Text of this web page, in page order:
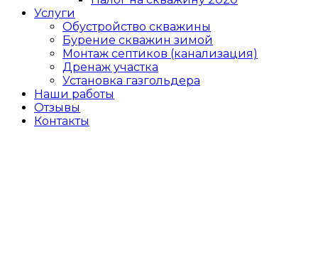
Услуги
Обустройство скважины
Бурение скважин зимой
Монтаж септиков (канализация)
Дренаж участка
Установка газгольдера
Наши работы
Отзывы
Контакты